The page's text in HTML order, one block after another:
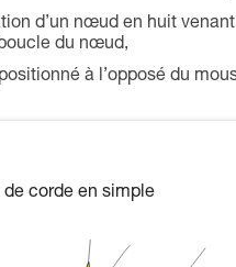
d’un nœud en huit
du nœud,
à l’opposé du
corde en simple